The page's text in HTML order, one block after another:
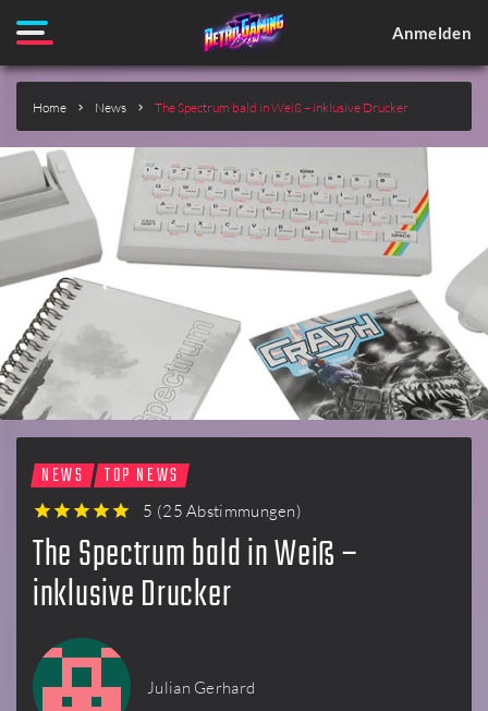
Anmelden
Home News The Spectrum bald in Weiß – inklusive Drucker
NEWS TOP NEWS
5 (25 Abstimmungen)
The Spectrum bald in Weiß –
inklusive Drucker
Julian Gerhard